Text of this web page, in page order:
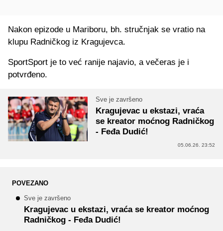
Nakon epizode u Mariboru, bh. stručnjak se vratio na
klupu Radničkog iz Kragujevca.
SportSport je to već ranije najavio, a večeras je i
potvrđeno.
Sve je završeno
Kragujevac u ekstazi, vraća
se kreator moćnog Radničkog
- Feđa Dudić!
05.06.26. 23:52
POVEZANO
Sve je završeno
Kragujevac u ekstazi, vraća se kreator moćnog
Radničkog - Feđa Dudić!